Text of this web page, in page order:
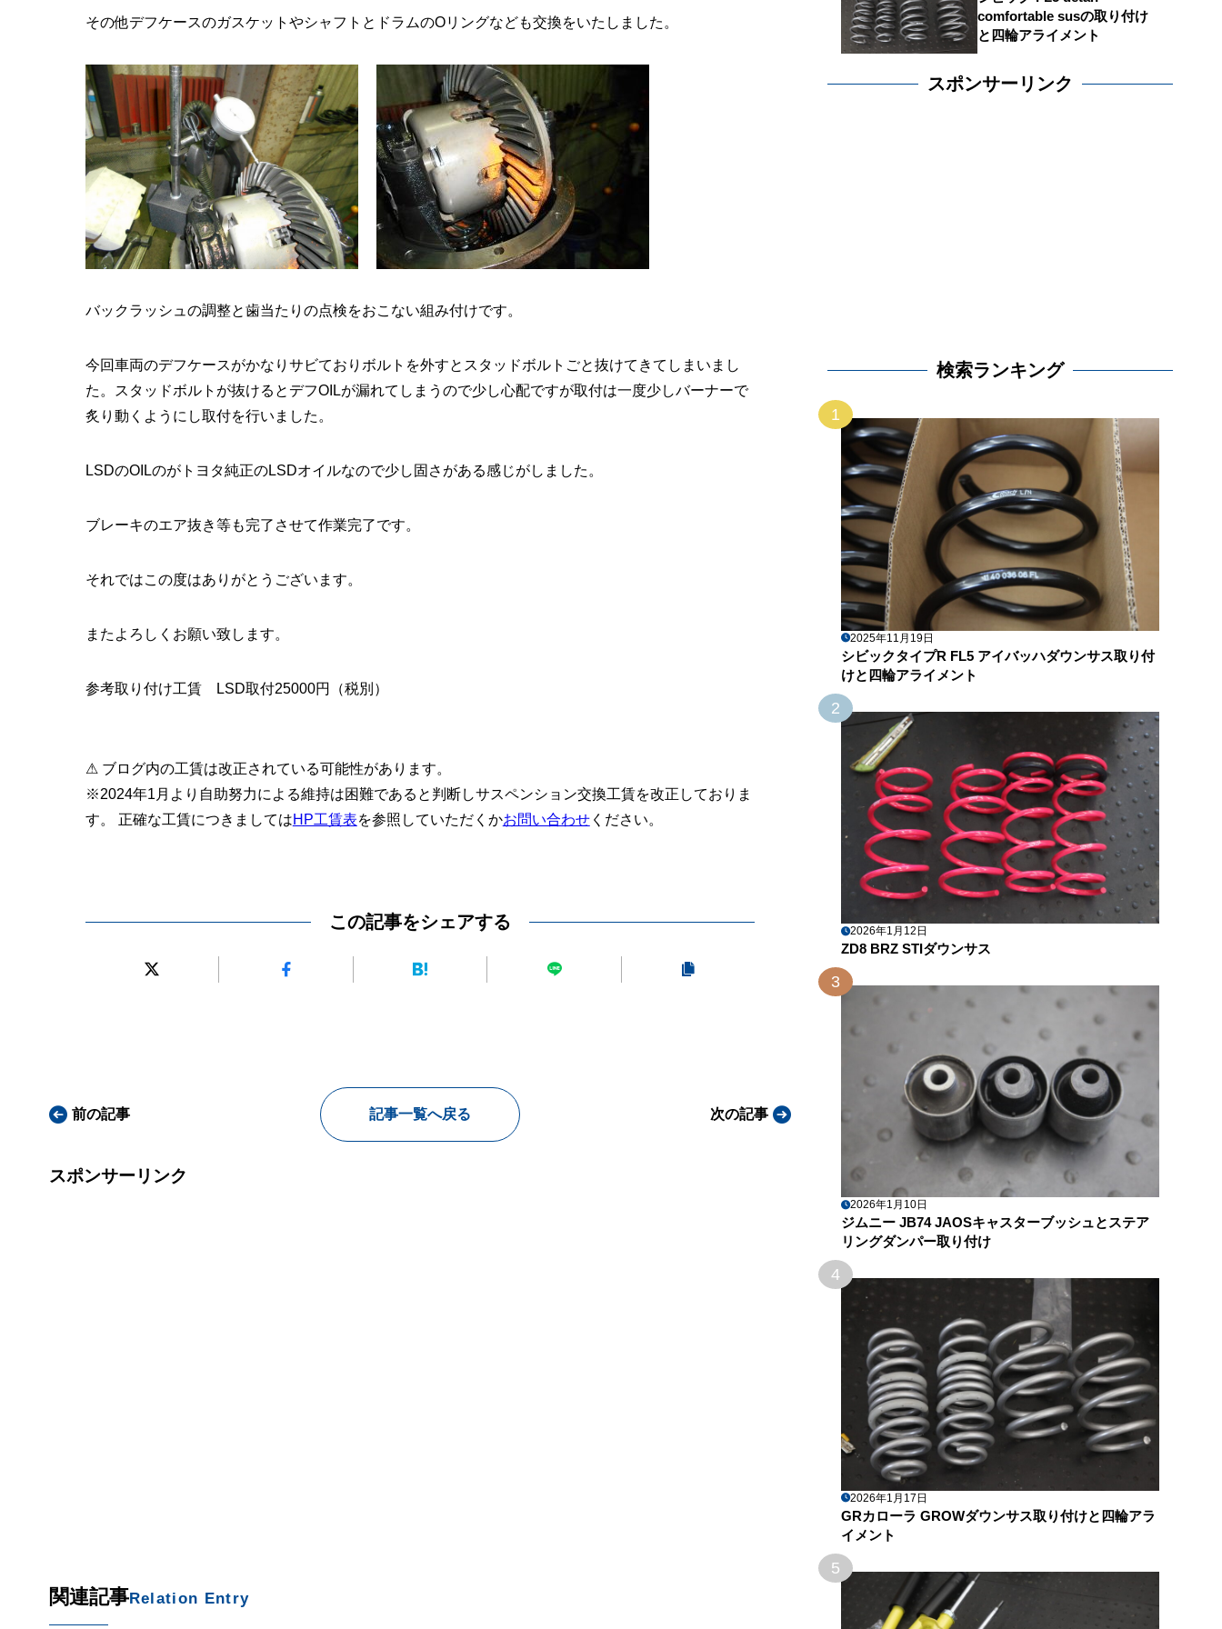
その他デフケースのガスケットやシャフトとドラムのOリングなども交換をいたしました。
バックラッシュの調整と歯当たりの点検をおこない組み付けです。
今回車両のデフケースがかなりサビておりボルトを外すとスタッドボルトごと抜けてきてしまいまし
た。スタッドボルトが抜けるとデフOILが漏れてしまうので少し心配ですが取付は一度少しバーナーで
炙り動くようにし取付を行いました。
LSDのOILのがトヨタ純正のLSDオイルなので少し固さがある感じがしました。
ブレーキのエア抜き等も完了させて作業完了です。
それではこの度はありがとうございます。
またよろしくお願い致します。
参考取り付け工賃 LSD取付25000円（税別）
⚠ ブログ内の工賃は改正されている可能性があります。
※2024年1月より自助努力による維持は困難であると判断しサスペンション交換工賃を改正しておりま
す。 正確な工賃につきましてはHP工賃表を参照していただくかお問い合わせください。
この記事をシェアする
前の記事 記事一覧へ戻る 次の記事
スポンサーリンク
関連記事Relation Entry
comfortable susの取り付け
と四輪アライメント
スポンサーリンク
検索ランキング
1
2025年11月19日
シビックタイプR FL5 アイバッハダウンサス取り付
けと四輪アライメント
2
2026年1月12日
ZD8 BRZ STIダウンサス
3
2026年1月10日
ジムニー JB74 JAOSキャスターブッシュとステア
リングダンパー取り付け
4
2026年1月17日
GRカローラ GROWダウンサス取り付けと四輪アラ
イメント
5